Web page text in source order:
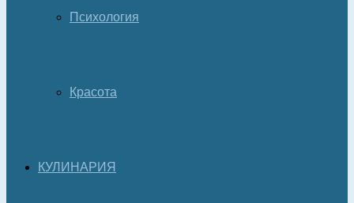
Психология
Красота
КУЛИНАРИЯ